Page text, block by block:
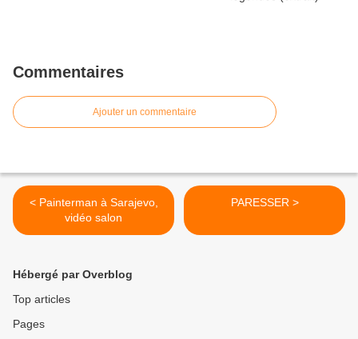
Commentaires
Ajouter un commentaire
< Painterman à Sarajevo,
vidéo salon
PARESSER >
Hébergé par Overblog
Top articles
Pages